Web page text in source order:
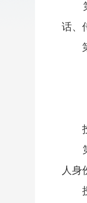
话、
第
（
（
（
投
人身
授